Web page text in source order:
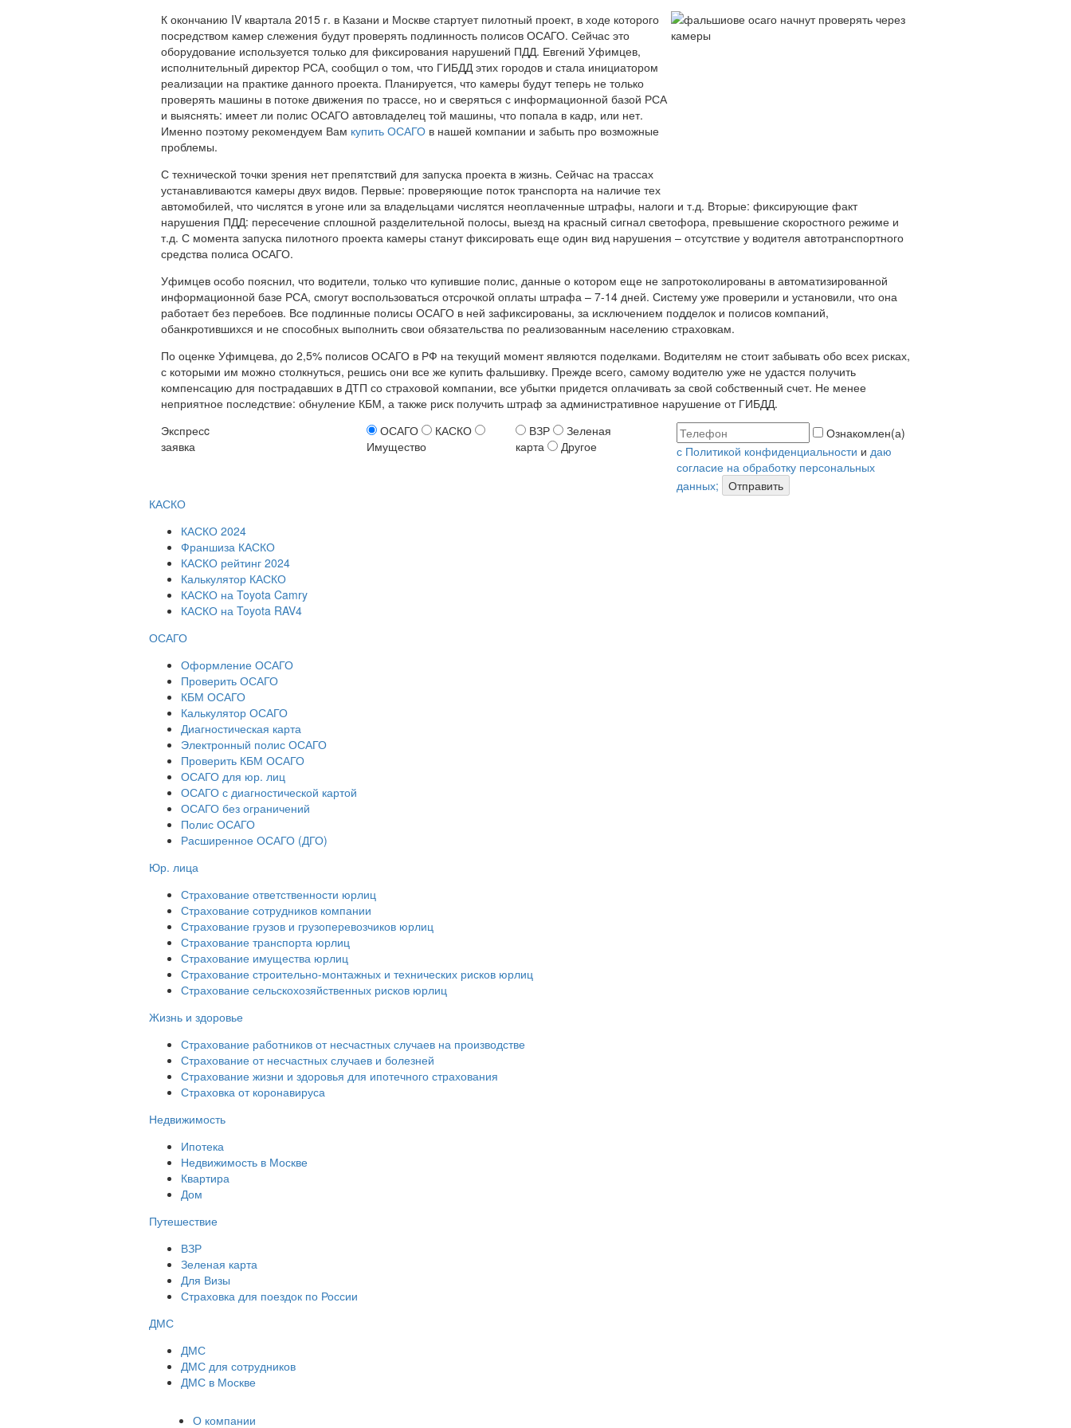
К окончанию IV квартала 2015 г. в Казани и Москве стартует пилотный проект, в ходе которого
посредством камер слежения будут проверять подлинность полисов ОСАГО. Сейчас это
оборудование используется только для фиксирования нарушений ПДД. Евгений Уфимцев,
исполнительный директор РСА, сообщил о том, что ГИБДД этих городов и стала инициатором
реализации на практике данного проекта. Планируется, что камеры будут теперь не только
проверять машины в потоке движения по трассе, но и сверяться с информационной базой РСА
и выяснять: имеет ли полис ОСАГО автовладелец той машины, что попала в кадр, или нет.
Именно поэтому рекомендуем Вам купить ОСАГО в нашей компании и забыть про возможные
проблемы.
С технической точки зрения нет препятствий для запуска проекта в жизнь. Сейчас на трассах
устанавливаются камеры двух видов. Первые: проверяющие поток транспорта на наличие тех
автомобилей, что числятся в угоне или за владельцами числятся неоплаченные штрафы, налоги и т.д. Вторые: фиксирующие факт
нарушения ПДД: пересечение сплошной разделительной полосы, выезд на красный сигнал светофора, превышение скоростного режиме и
т.д. С момента запуска пилотного проекта камеры станут фиксировать еще один вид нарушения – отсутствие у водителя автотранспортного
средства полиса ОСАГО.
Уфимцев особо пояснил, что водители, только что купившие полис, данные о котором еще не запротоколированы в автоматизированной
информационной базе РСА, смогут воспользоваться отсрочкой оплаты штрафа – 7-14 дней. Систему уже проверили и установили, что она
работает без перебоев. Все подлинные полисы ОСАГО в ней зафиксированы, за исключением подделок и полисов компаний,
обанкротившихся и не способных выполнить свои обязательства по реализованным населению страховкам.
По оценке Уфимцева, до 2,5% полисов ОСАГО в РФ на текущий момент являются поделками. Водителям не стоит забывать обо всех рисках,
с которыми им можно столкнуться, решись они все же купить фальшивку. Прежде всего, самому водителю уже не удастся получить
компенсацию для пострадавших в ДТП со страховой компании, все убытки придется оплачивать за свой собственный счет. Не менее
неприятное последствие: обнуление КБМ, а также риск получить штраф за административное нарушение от ГИБДД.
Экспресc
заявка
ОСАГО
КАСКО
Имущество
ВЗР
Зеленая
карта
Другое
Ознакомлен(а)
с Политикой конфиденциальности и даю
согласие на обработку персональных
данных;
Отправить
КАСКО
КАСКО 2024
Франшиза КАСКО
КАСКО рейтинг 2024
Калькулятор КАСКО
КАСКО на Toyota Camry
КАСКО на Toyota RAV4
ОСАГО
Оформление ОСАГО
Проверить ОСАГО
КБМ ОСАГО
Калькулятор ОСАГО
Диагностическая карта
Электронный полис ОСАГО
Проверить КБМ ОСАГО
ОСАГО для юр. лиц
ОСАГО с диагностической картой
ОСАГО без ограничений
Полис ОСАГО
Расширенное ОСАГО (ДГО)
Юр. лица
Страхование ответственности юрлиц
Страхование сотрудников компании
Страхование грузов и грузоперевозчиков юрлиц
Страхование транспорта юрлиц
Страхование имущества юрлиц
Страхование строительно-монтажных и технических рисков юрлиц
Страхование сельскохозяйственных рисков юрлиц
Жизнь и здоровье
Страхование работников от несчастных случаев на производстве
Страхование от несчастных случаев и болезней
Страхование жизни и здоровья для ипотечного страхования
Страховка от коронавируса
Недвижимость
Ипотека
Недвижимость в Москве
Квартира
Дом
Путешествие
ВЗР
Зеленая карта
Для Визы
Страховка для поездок по России
ДМС
ДМС
ДМС для сотрудников
ДМС в Москве
О компании